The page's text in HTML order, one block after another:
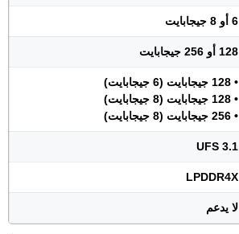
6 أو 8 جيجابايت
128 أو 256 جيجابايت
• 128 جيجابايت (6 جيجابايت)
• 128 جيجابايت (8 جيجابايت)
• 256 جيجابايت (8 جيجابايت)
UFS 3.1
LPDDR4X
لا يدعم